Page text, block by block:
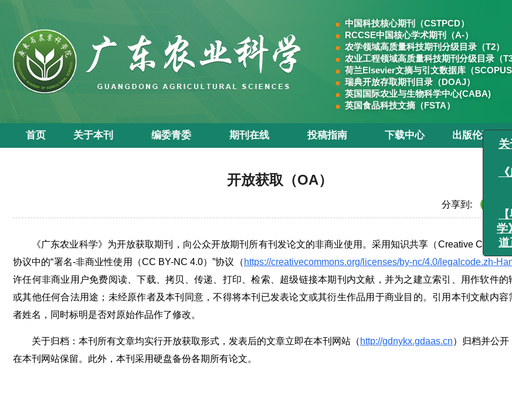
中国科技核心期刊（CSTPCD）
RCCSE中国核心学术期刊（A-）
农学领域高质量科技期刊分级目录（T2）
农业工程领域高质量科技期刊分级目录（T3
荷兰Elsevier文摘与引文数据库（SCOPUS
瑞典开放存取期刊目录（DOAJ）
英国国际农业与生物科学中心(CABA)
英国食品科技文摘（FSTA）
首页 关于本刊 编委青委 期刊在线 投稿指南 下载中心 出版伦理
开放获取（OA）
分享到:
《广东农业科学》为开放获取期刊，向公众开放期刊所有刊发论文的非商业使用。采用知识共享（Creative
协议中的“署名-非商业性使用（CC BY-NC 4.0）”协议（ https://creativecommons.org/licenses/by-nc/4.0/legalcode.zh-
许任何非商业用户免费阅读、下载、拷贝、传递、打印、检索、超级链接本期刊内文献，并为之建立索引、用作软件的
或其他任何合法用途；未经原作者及本刊同意，不得将本刊已发表论文或其衍生作品用于商业目的。引用本刊文献内容
者姓名，同时标明是否对原始作品作了修改。
关于归档：本刊所有文章均实行开放获取形式，发表后的文章立即在本刊网站（ http://gdnykx.gdaas.cn）归档并公开
在本刊网站保留。此外，本刊采用硬盘备份各期所有论文。